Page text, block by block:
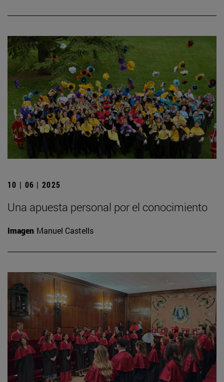
10 | 06 | 2025
Una apuesta personal por el conocimiento
Imagen Manuel Castells